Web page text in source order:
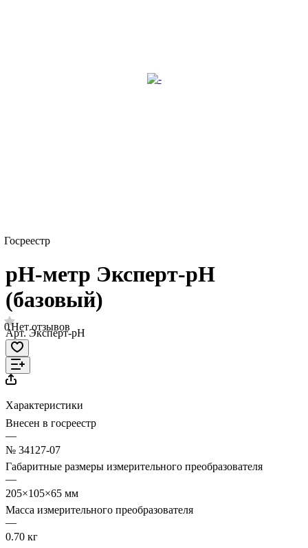
Госреестр
рН-метр Эксперт-рН
(базовый)
0Нет отзывов
Арт.Эксперт-рН
Характеристики
Внесен в госреестр
—
№ 34127-07
Габаритные размеры измерительного преобразователя
—
205×105×65 мм
Масса измерительного преобразователя
—
0.70 кг